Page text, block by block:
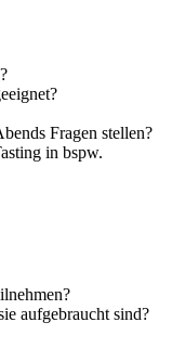
Fragen stellen?
in bspw.
aufgebraucht sind?